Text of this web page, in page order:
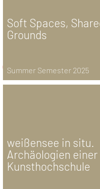
Soft Spaces,
Grounds
Summer Semester 2025
weißensee in situ.
Archäologien einer
Kunsthochschule